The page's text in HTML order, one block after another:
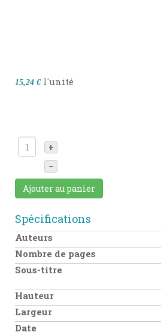
15,24 € l'unité
+
–
Ajouter au panier
Spécifications
Auteurs
Nombre de pages
Sous-titre
Hauteur
Largeur
Date